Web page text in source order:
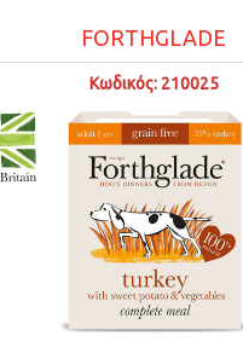
FORTHGLADE
Κωδικός: 210025